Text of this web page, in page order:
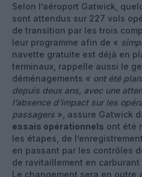
Selon l’aéroport Gatwick,
sont attendus sur 227 vols
de transition par les trois
leur programme afin de «
navette gratuite est déjà en
terminaux, rappelle aussi le
déménagements « ont été
depuis deux ans, avec une
l’absence d’impact sur les
passagers », assure Gatwick
essais opérationnels ont été
les étapes, de
en passant par les contrôles
de ravitaillement en
Le changement sera en outre